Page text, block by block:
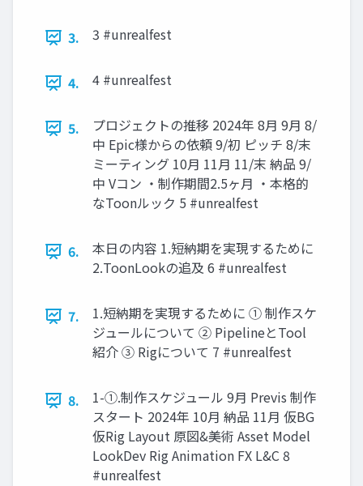
3. 3 #unrealfest
4. 4 #unrealfest
5.
プロジェクトの推移 2024年 8月 9月 8/
中 Epic様からの依頼 9/初 ピッチ 8/末
ミーティング 10月 11月 11/末 納品 9/
中 Vコン ・制作期間2.5ヶ月 ・本格的
なToonルック 5 #unrealfest
6.
本日の内容 1.短納期を実現するために
2.ToonLookの追及 6 #unrealfest
7.
1.短納期を実現するために ① 制作スケ
ジュールについて ② PipelineとTool
紹介 ③ Rigについて 7 #unrealfest
8.
1-①.制作スケジュール 9月 Previs 制作
スタート 2024年 10月 納品 11月 仮BG
仮Rig Layout 原図&美術 Asset Model
LookDev Rig Animation FX L&C 8
#unrealfest